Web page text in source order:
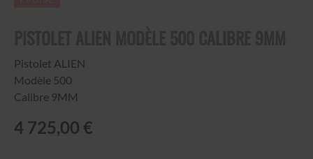
Pistolet ALIEN
Modèle 500
Calibre 9MM
4 725,00 €